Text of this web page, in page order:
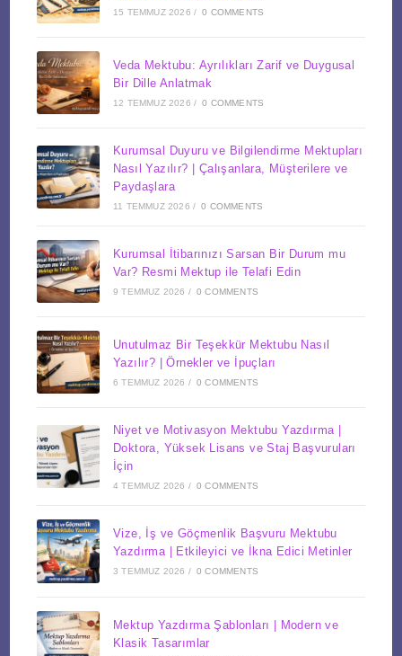
15 TEMMUZ 2026 / 0 COMMENTS
Veda Mektubu: Ayrılıkları Zarif ve Duygusal
Bir Dille Anlatmak
12 TEMMUZ 2026 / 0 COMMENTS
Kurumsal Duyuru ve Bilgilendirme Mektupları
Nasıl Yazılır? | Çalışanlara, Müşterilere ve
Paydaşlara
11 TEMMUZ 2026 / 0 COMMENTS
Kurumsal İtibarınızı Sarsan Bir Durum mu
Var? Resmi Mektup ile Telafi Edin
9 TEMMUZ 2026 / 0 COMMENTS
Unutulmaz Bir Teşekkür Mektubu Nasıl
Yazılır? | Örnekler ve İpuçları
6 TEMMUZ 2026 / 0 COMMENTS
Niyet ve Motivasyon Mektubu Yazdırma |
Doktora, Yüksek Lisans ve Staj Başvuruları
İçin
4 TEMMUZ 2026 / 0 COMMENTS
Vize, İş ve Göçmenlik Başvuru Mektubu
Yazdırma | Etkileyici ve İkna Edici Metinler
3 TEMMUZ 2026 / 0 COMMENTS
Mektup Yazdırma Şablonları | Modern ve
Klasik Tasarımlar